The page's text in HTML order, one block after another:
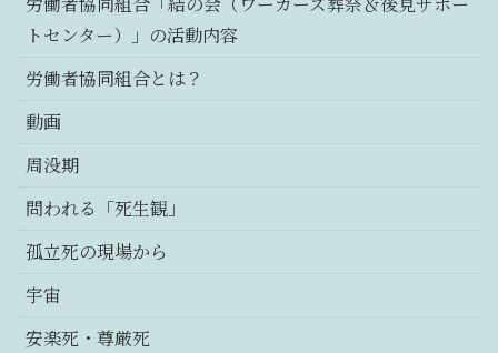
トセンター）」の活動内容
労働者協同組合とは？
動画
周没期
問われる「死生観」
孤立死の現場から
宇宙
安楽死・尊厳死